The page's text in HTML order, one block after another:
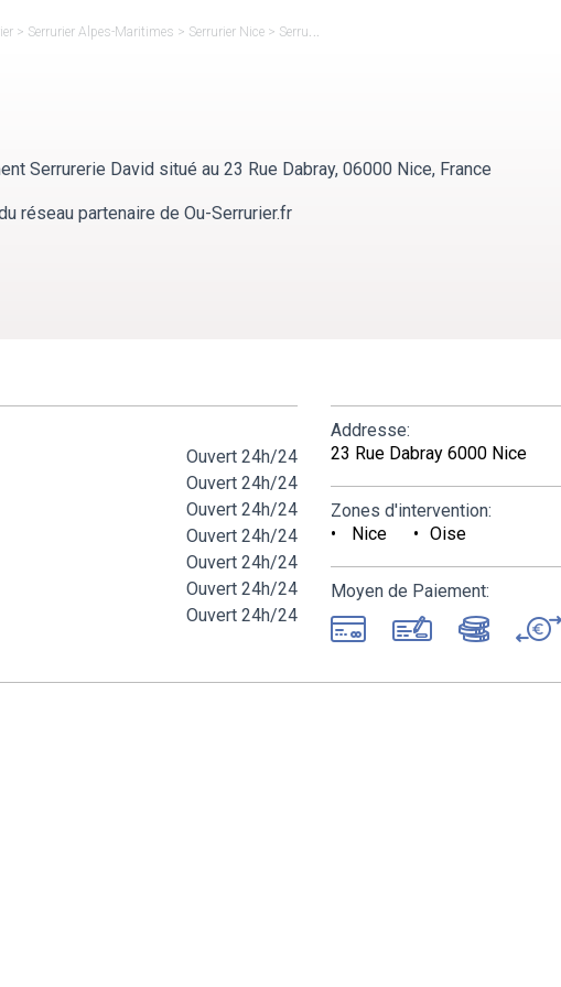
> Serrurier Alpes-Maritimes > Serrurier Nice > Serrurerie David
Serrurerie David situé au 23 Rue Dabray, 06000 Nice, France
réseau partenaire de Ou-Serrurier.fr
Ouvert 24h/24
Ouvert 24h/24
Ouvert 24h/24
Ouvert 24h/24
Ouvert 24h/24
Ouvert 24h/24
Ouvert 24h/24
Addresse:
23 Rue Dabray 6000 Nice
Zones d'intervention:
Nice
Oise
Moyen de Paiement: